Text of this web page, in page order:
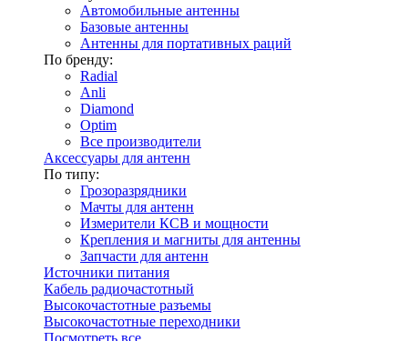
Автомобильные антенны
Базовые антенны
Антенны для портативных раций
По бренду:
Radial
Anli
Diamond
Optim
Все производители
Аксессуары для антенн
По типу:
Грозоразрядники
Мачты для антенн
Измерители КСВ и мощности
Крепления и магниты для антенны
Запчасти для антенн
Источники питания
Кабель радиочастотный
Высокочастотные разъемы
Высокочастотные переходники
Посмотреть все